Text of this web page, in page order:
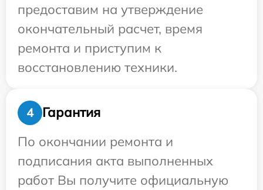
предоставим на утверждение
окончательный расчет, время
ремонта и приступим к
восстановлению техники.
4
Гарантия
По окончании ремонта и
подписания акта выполненных
работ Вы получите официальную